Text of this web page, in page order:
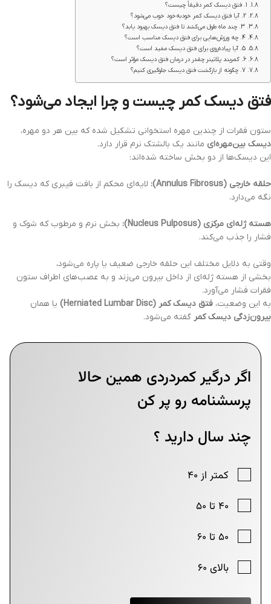
1. فتق دیسک کمر دقیقاً چیست؟
2. آیا فتق دیسک کمر خودبه‌خود خوب می‌شود؟
3. چند ماه طول می‌کشد تا فتق دیسک بهبود یابد؟
4. چه ورزش‌هایی برای فتق دیسک مناسب است؟
5. آیا پیاده‌روی برای فتق دیسک مفید است؟
6. کمربند پلاتینر چقدر در درمان فتق دیسک مؤثر است؟
7. چگونه از بازگشت فتق دیسک جلوگیری کنیم؟
فتق دیسک کمر چیست و چرا ایجاد می‌شود؟
ستون فقرات از چندین مهره استخوانی تشکیل شده که بین هر دو مهره،
دیسک بین‌مهره‌ای مانند یک بالشتک نرم قرار دارد.
این دیسک‌ها از دو بخش ساخته شده‌اند:
حلقه خارجی (Annulus Fibrosus):
لایه‌ای محکم از بافت فیبری که دیسک را
نگه می‌دارد.
هسته ژله‌ای مرکزی (Nucleus Pulposus):
بخش نرم و مرطوب که شوک و
فشار را جذب می‌کند.
وقتی به دلایل مختلف این حلقه خارجی ضعیف یا پاره می‌شود،
بخشی از هسته ژله‌ای از داخل بیرون می‌زند و به عصب‌های اطراف ستون
فقرات فشار می‌آورد.
به این وضعیت، فتق دیسک کمر (Herniated Lumbar Disc)
یا همان
بیرون‌زدگی دیسک کمر گفته می‌شود.